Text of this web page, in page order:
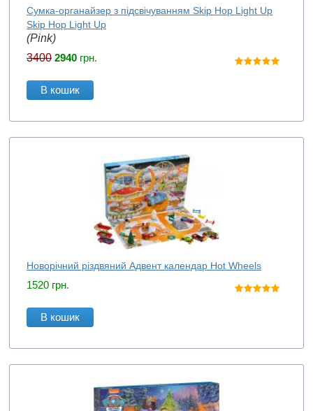
Сумка-органайзер з підсвічуванням Skip Hop Light Up
Skip Hop Light Up
(Pink)
3400 2940 грн.
В кошик
Новорічний різдвяний Адвент календар Hot Wheels
1520 грн.
В кошик